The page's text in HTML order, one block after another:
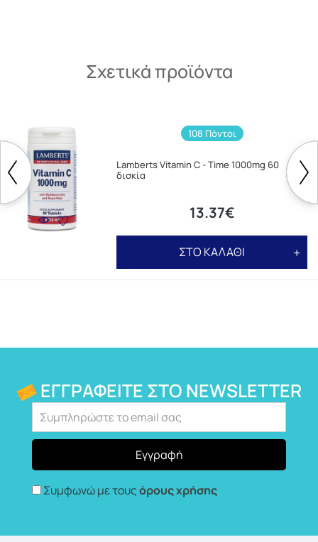
Σχετικά προϊόντα
108 Πόντοι
Lamberts Vitamin C - Time 1000mg 60
δισκία
13.37€
ΣΤΟ ΚΑΛΑΘΙ
ΕΓΓΡΑΦΕΊΤΕ ΣΤΟ NEWSLETTER
Συμφωνώ με τουςόρους χρήσης